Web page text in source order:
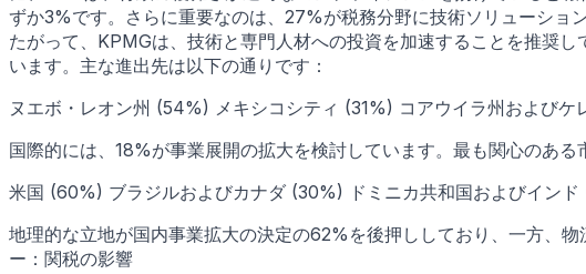
ずか3%です。さらに重要なのは、27%が税務分野に技術ソリューショ
たがって、KPMGは、技術と専門人材への投資を加速することを推奨
います。主な進出先は以下の通りです：
ヌエボ・レオン州 (54%) メキシコシティ (31%) コアウイラ州および
国際的には、18%が事業展開の拡大を検討しています。最も関心のある
米国 (60%) ブラジルおよびカナダ (30%) ドミニカ共和国およびインド
地理的な立地が国内事業拡大の決定の62%を後押ししており、一方、
ー：関税の影響